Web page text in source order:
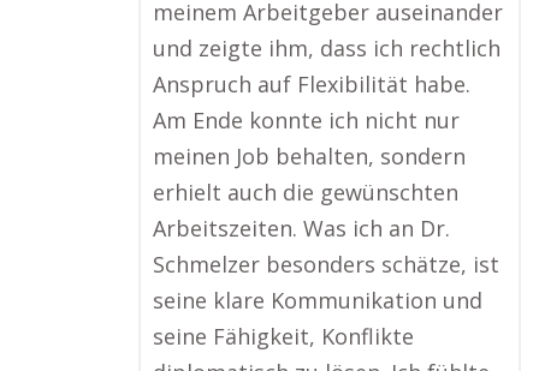
meinem Arbeitgeber auseinander
und zeigte ihm, dass ich rechtlich
Anspruch auf Flexibilität habe.
Am Ende konnte ich nicht nur
meinen Job behalten, sondern
erhielt auch die gewünschten
Arbeitszeiten. Was ich an Dr.
Schmelzer besonders schätze, ist
seine klare Kommunikation und
seine Fähigkeit, Konflikte